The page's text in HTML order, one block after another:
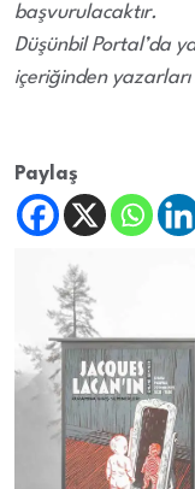
başvurulacaktır.
Düşünbil Portal’da
içeriğinden
Paylaş